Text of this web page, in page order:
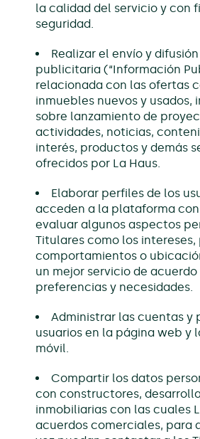
la calidad del servicio y con
seguridad.
Realizar el envío y
publicitaria (“Información
relacionada con las ofertas
inmuebles nuevos y usados,
sobre lanzamiento de
actividades, noticias,
interés, productos y demás
ofrecidos por La Haus.
Elaborar perfiles de los
acceden a la plataforma
evaluar algunos aspectos
Titulares como los intereses,
comportamientos o
un mejor servicio de acuerdo
preferencias y necesidades.
Administrar las cuentas y
usuarios en la página web y
móvil.
Compartir los datos
con constructores,
inmobiliarias con las cuales
acuerdos comerciales, para